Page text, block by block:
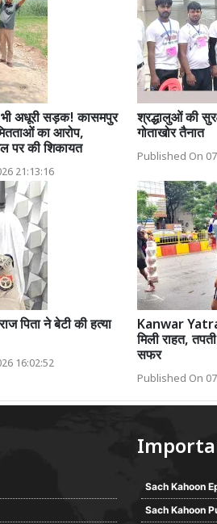
भी अधूरी सड़क! कासमपुर
का आरोप,
पर की शिकायत
21:13:16
श्रद्धालुओं की
गोताखोर तैनात
Published On
पिता ने बेटी की हत्या
16:02:52
Kanwar Yatra:
मिली राहत,
सफर
Published On
Sach Kahoon
Sach Kahoon